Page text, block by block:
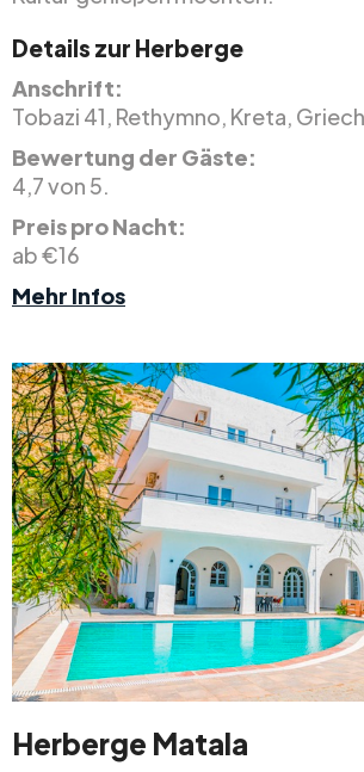
Details zur Herberge
Anschrift:
Tobazi 41, Rethymno, Kreta,
Bewertung der Gäste:
4,7 von 5.
Preis pro Nacht:
ab €16
Mehr Infos
Herberge Matala